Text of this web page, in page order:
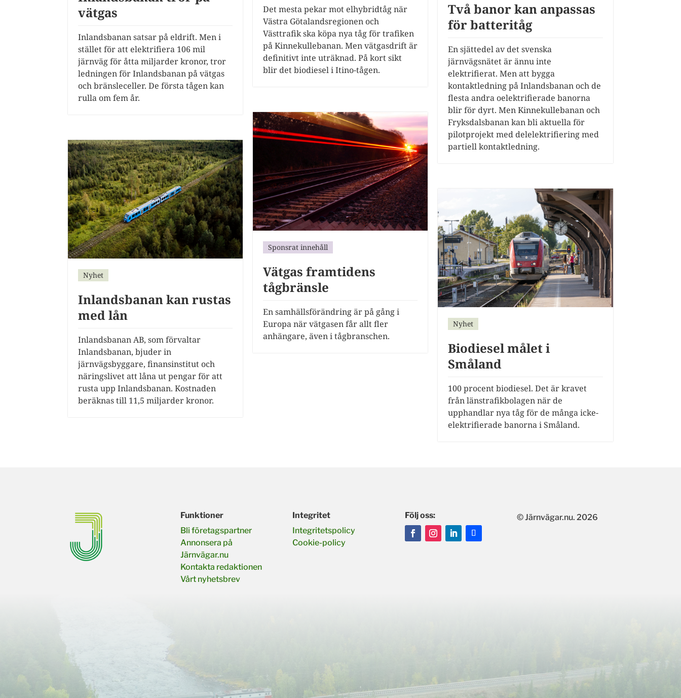
Det mesta pekar mot elhybridtåg när
Västra Götalandsregionen och
Västtrafik ska köpa nya tåg för trafiken
på Kinnekullebanan. Men vätgasdrift är
definitivt inte uträknad. På kort sikt
blir det biodiesel i Itino-tågen.
vätgas
Inlandsbanan satsar på eldrift. Men i
stället för att elektrifiera 106 mil
järnväg för åtta miljarder kronor, tror
ledningen för Inlandsbanan på vätgas
och bränsleceller. De första tågen kan
rulla om fem år.
Två banor kan anpassas
för batteritåg
En sjättedel av det svenska
järnvägsnätet är ännu inte
elektrifierat. Men att bygga
kontaktledning på Inlandsbanan och de
flesta andra oelektrifierade banorna
blir för dyrt. Men Kinnekullebanan och
Fryksdalsbanan kan bli aktuella för
pilotprojekt med delelektrifiering med
partiell kontaktledning.
Sponsrat innehåll
Vätgas framtidens
tågbränsle
En samhällsförändring är på gång i
Europa när vätgasen får allt fler
anhängare, även i tågbranschen.
Nyhet
Inlandsbanan kan rustas
med lån
Inlandsbanan AB, som förvaltar
Inlandsbanan, bjuder in
järnvägsbyggare, finansinstitut och
näringslivet att låna ut pengar för att
rusta upp Inlandsbanan. Kostnaden
beräknas till 11,5 miljarder kronor.
Nyhet
Biodiesel målet i
Småland
100 procent biodiesel. Det är kravet
från länstrafikbolagen när de
upphandlar nya tåg för de många icke-
elektrifierade banorna i Småland.
Funktioner
Bli företagspartner
Annonsera på
Järnvägar.nu
Kontakta redaktionen
Vårt nyhetsbrev
Integritet
Integritetspolicy
Cookie-policy
Följ oss: © Järnvägar.nu. 2026